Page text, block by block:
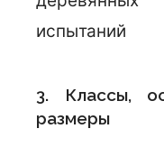
испытаний
3. Классы,
размеры